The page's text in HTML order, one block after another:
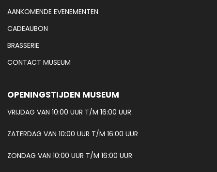
AANKOMENDE EVENEMENTEN
CADEAUBON
BRASSERIE
CONTACT MUSEUM
OPENINGSTIJDEN MUSEUM
VRIJDAG VAN 10:00 UUR T/M 16:00 UUR
ZATERDAG VAN 10:00 UUR T/M 16:00 UUR
ZONDAG VAN 10:00 UUR T/M 16:00 UUR